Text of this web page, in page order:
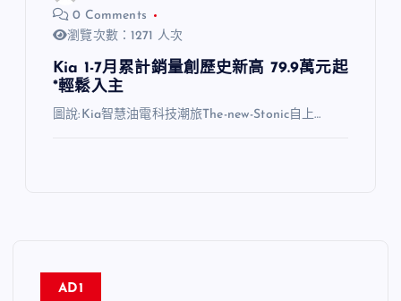
0 Comments
瀏覽次數：1271 人次
Kia 1-7月累計銷量創歷史新高 79.9萬元起
*輕鬆入主
圖說:Kia智慧油電科技潮旅The-new-Stonic自上…
AD1